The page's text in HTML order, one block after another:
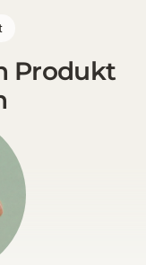
Produkt
18/e4/